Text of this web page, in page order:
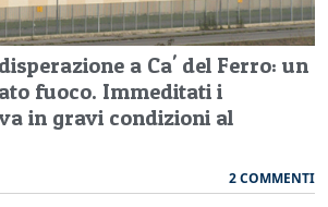
a Ca' del Ferro: un
fuoco. Immeditati i
in gravi condizioni al
2 COMMENTI